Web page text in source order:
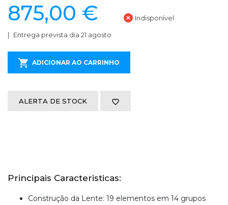
875,00 € Indisponível
Entrega prevista dia 21 agosto
ADICIONAR AO CARRINHO
ALERTA DE STOCK
Principais Caracteristicas:
Construção da Lente: 19 elementos em 14 grupos